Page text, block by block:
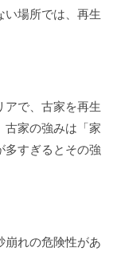
い場所では、再生
アで、古家を再生
古家の強みは「家
多すぎるとその強
崩れの危険性があ